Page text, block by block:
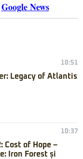
Google News
10:51
Legacy of Atlantis
10:37
Cost of Hope –
Iron Forest și